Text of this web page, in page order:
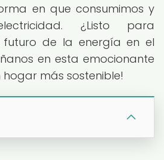
en que consumimos y
¿Listo para
futuro de la energía en el
en esta emocionante
más sostenible!